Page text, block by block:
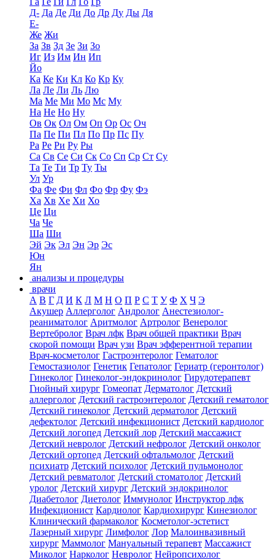
Д- Да Де Ди До Др Ду Ды Дя
Е-
Же Жи
За Зв Зд Зе Зи Зо
Иг Из Им Ин Ип
Йо
Ка Ке Ки Кл Ко Кр Ку
Ла Ле Ли Ль Лю
Ма Ме Ми Мо Мс Му
На Не Но Ну
Ов Ок Ол Ом Оп Ор Ос Оч
Па Пе Пи Пл По Пр Пс Пу
Ра Ре Ри Ру Ры
Са Св Се Си Ск Со Сп Ср Ст Су
Та Те Ти Тр Ту Ты
Ул Ур
Фа Фе Фи Фл Фо Фр Фу Фэ
Ха Хв Хе Хи Хо
Це Ци
Ча Че
Ша Ши
Эй Эк Эл Эн Эр Эс
Юн
Ян
анализы и процедуры
врачи
А В Г Д И К Л М Н О П Р С Т У Ф Х Ч Э
Акушер Аллерголог Андролог Анестезиолог-
реаниматолог Аритмолог Артролог Венеролог
Вертебролог Врач лфк Врач общей практики Врач
скорой помощи Врач узи Врач эфферентной терапии
Врач-косметолог Гастроэнтеролог Гематолог
Гемостазиолог Генетик Гепатолог Гериатр (геронтолог)
Гинеколог Гинеколог-эндокринолог Гирудотерапевт
Гнойный хирург Гомеопат Дерматолог Детский
аллерголог Детский гастроэнтеролог Детский гематолог
Детский гинеколог Детский дерматолог Детский
дефектолог Детский инфекционист Детский кардиолог
Детский логопед Детский лор Детский массажист
Детский невролог Детский нефролог Детский онколог
Детский ортопед Детский офтальмолог Детский
психиатр Детский психолог Детский пульмонолог
Детский ревматолог Детский стоматолог Детский
уролог Детский хирург Детский эндокринолог
Диабетолог Диетолог Иммунолог Инструктор лфк
Инфекционист Кардиолог Кардиохирург Кинезиолог
Клинический фармаколог Косметолог-эстетист
Лазерный хирург Лимфолог Лор Малоинвазивный
хирург Маммолог Мануальный терапевт Массажист
Миколог Нарколог Невролог Нейропсихолог